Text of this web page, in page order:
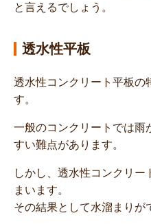
と言えるでしょう。
透水性平板
透水性コンクリート平板の
す。
一般のコンクリートでは雨
すい難点があります。
しかし、透水性コンクリー
まいます。
その結果として水溜まりが